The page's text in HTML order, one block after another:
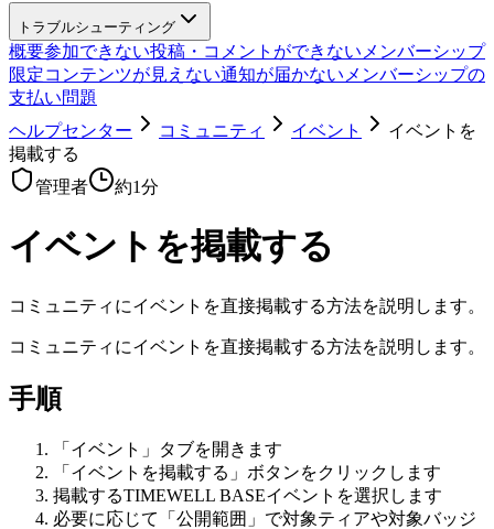
トラブルシューティング
概要参加できない投稿・コメントができない メンバーシップ
限定コンテンツが見えない通知が届かない メンバーシップの
支払い問題
ヘルプセンター
コミュニティ イベント
イベントを
掲載する
管理者
約1分
イベントを掲載する
コミュニティにイベントを直接掲載する方法を説明します。
コミュニティにイベントを直接掲載する方法を説明します。
手順
「イベント」タブを開きます
「イベントを掲載する」ボタンをクリックします
掲載するTIMEWELL BASEイベントを選択します
必要に応じて「公開範囲」で対象ティアや対象バッジ